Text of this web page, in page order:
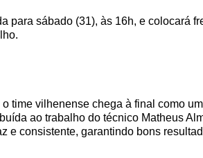
para sábado (31), às 16h, e colocará
o time vilhenense chega à final como
ao trabalho do técnico Matheus
e consistente, garantindo bons